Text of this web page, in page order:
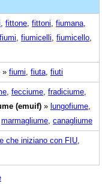
fittone fittoni fiumana
fiumi fiumicelli fiumicello
» fiumi fiuta fiuti
fecciume fradiciume
(emuif) » lungofiume
marmagliume canagliume
che iniziano con FIU